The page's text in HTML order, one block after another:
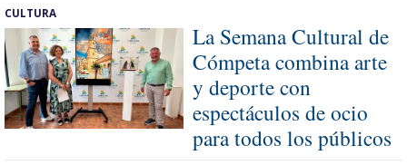
CULTURA
La Semana Cultural de
Cómpeta combina arte
y deporte con
espectáculos de ocio
para todos los públicos